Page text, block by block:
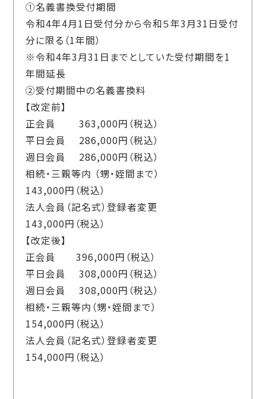
①名義書換受付期間
令和4年4月1日受付分から令和５年3月31日受付
分に限る（1年間）
※令和4年3月31日までとしていた受付期間を1
年間延長
②受付期間中の名義書換料
【改定前】
正会員 363,000円（税込）
平日会員 286,000円（税込）
週日会員 286,000円（税込）
相続・三親等内 （甥・姪間まで）
143,000円（税込）
法人会員（記名式）登録者変更
143,000円（税込）
【改定後】
正会員 396,000円（税込）
平日会員 308,000円（税込）
週日会員 308,000円（税込）
相続・三親等内（甥・姪間まで）
154,000円（税込）
法人会員（記名式）登録者変更
154,000円（税込）